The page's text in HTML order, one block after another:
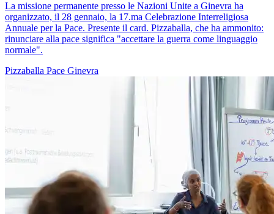
La missione permanente presso le Nazioni Unite a Ginevra ha
organizzato, il 28 gennaio, la 17.ma Celebrazione Interreligiosa
Annuale per la Pace. Presente il card. Pizzaballa, che ha ammonito:
rinunciare alla pace significa "accettare la guerra come linguaggio
normale".
Pizzaballa Pace Ginevra